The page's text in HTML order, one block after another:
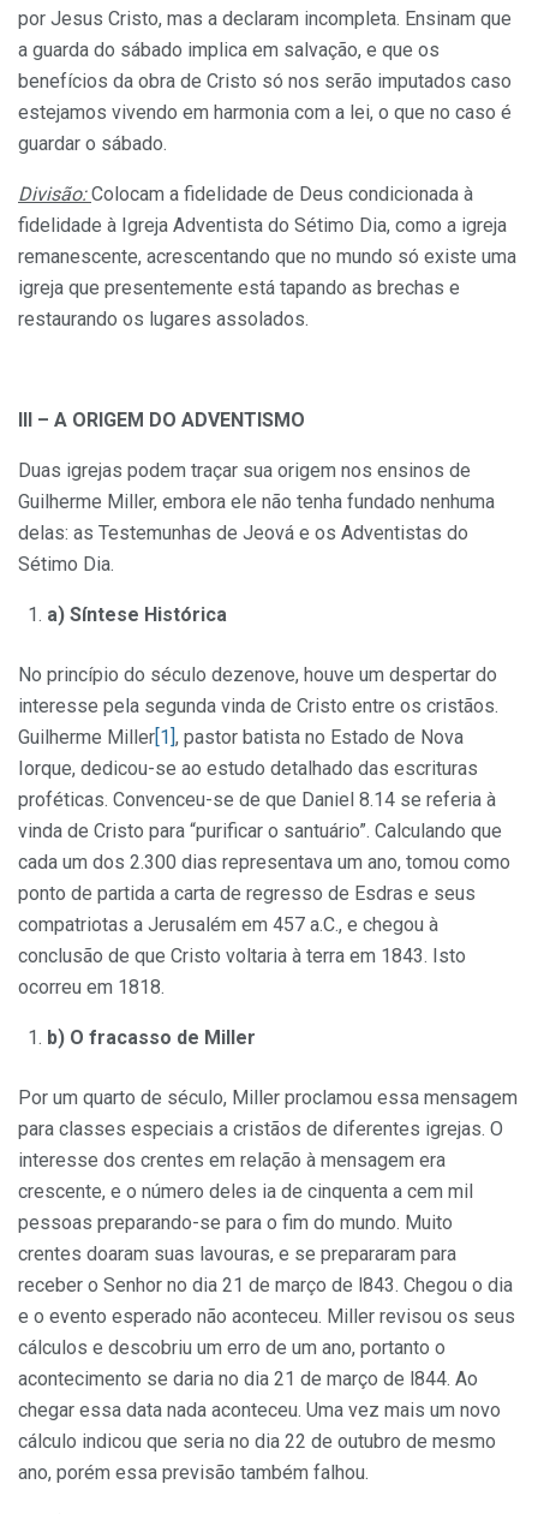
por Jesus Cristo, mas a declaram incompleta. Ensinam que
a guarda do sábado implica em salvação, e que os
benefícios da obra de Cristo só nos serão imputados caso
estejamos vivendo em harmonia com a lei, o que no caso é
guardar o sábado.
Divisão:Colocam a fidelidade de Deus condicionada à
fidelidade à Igreja Adventista do Sétimo Dia, como a igreja
remanescente, acrescentando que no mundo só existe uma
igreja que presentemente está tapando as brechas e
restaurando os lugares assolados.
III – A ORIGEM DO ADVENTISMO
Duas igrejas podem traçar sua origem nos ensinos de
Guilherme Miller, embora ele não tenha fundado nenhuma
delas: as Testemunhas de Jeová e os Adventistas do
Sétimo Dia.
a) Síntese Histórica
No princípio do século dezenove, houve um despertar do
interesse pela segunda vinda de Cristo entre os cristãos.
Guilherme Miller[1], pastor batista no Estado de Nova
Iorque, dedicou-se ao estudo detalhado das escrituras
proféticas. Convenceu-se de que Daniel 8.14 se referia à
vinda de Cristo para “purificar o santuário”. Calculando que
cada um dos 2.300 dias representava um ano, tomou como
ponto de partida a carta de regresso de Esdras e seus
compatriotas a Jerusalém em 457 a.C., e chegou à
conclusão de que Cristo voltaria à terra em 1843. Isto
ocorreu em 1818.
b) O fracasso de Miller
Por um quarto de século, Miller proclamou essa mensagem
para classes especiais a cristãos de diferentes igrejas. O
interesse dos crentes em relação à mensagem era
crescente, e o número deles ia de cinquenta a cem mil
pessoas preparando-se para o fim do mundo. Muito
crentes doaram suas lavouras, e se prepararam para
receber o Senhor no dia 21 de março de l843. Chegou o dia
e o evento esperado não aconteceu. Miller revisou os seus
cálculos e descobriu um erro de um ano, portanto o
acontecimento se daria no dia 21 de março de l844. Ao
chegar essa data nada aconteceu. Uma vez mais um novo
cálculo indicou que seria no dia 22 de outubro de mesmo
ano, porém essa previsão também falhou.